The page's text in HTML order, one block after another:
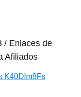
/ Enlaces de
Afiliados